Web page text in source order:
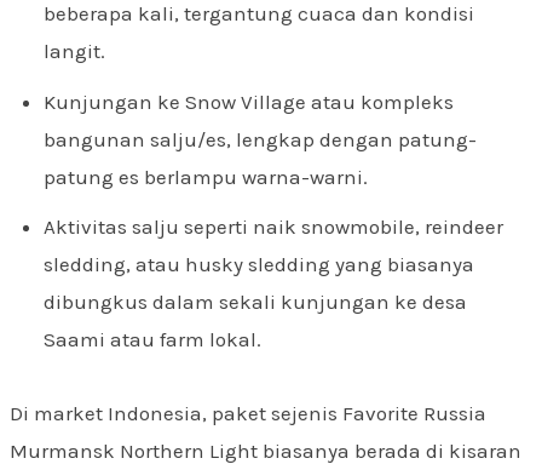
beberapa kali, tergantung cuaca dan kondisi
langit.
Kunjungan ke Snow Village atau kompleks
bangunan salju/es, lengkap dengan patung-
patung es berlampu warna-warni.
Aktivitas salju seperti naik snowmobile, reindeer
sledding, atau husky sledding yang biasanya
dibungkus dalam sekali kunjungan ke desa
Saami atau farm lokal.
Di market Indonesia, paket sejenis Favorite Russia
Murmansk Northern Light biasanya berada di kisaran